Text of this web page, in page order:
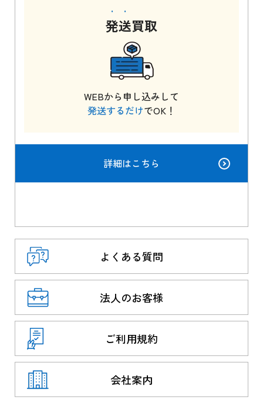
発送買取
WEBから申し込みして
発送するだけでOK！
詳細はこちら
よくある質問
法人のお客様
ご利用規約
会社案内